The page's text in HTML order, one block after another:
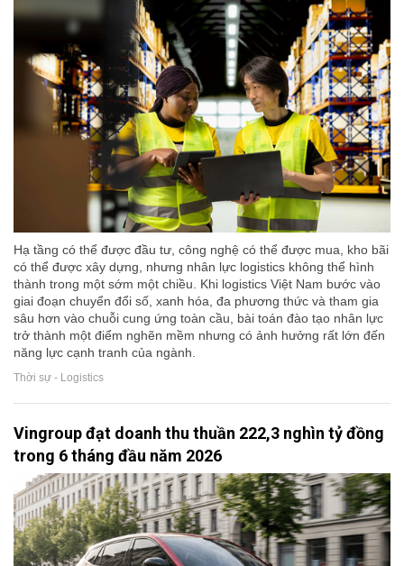
Hạ tầng có thể được đầu tư, công nghệ có thể được mua, kho bãi
có thể được xây dựng, nhưng nhân lực logistics không thể hình
thành trong một sớm một chiều. Khi logistics Việt Nam bước vào
giai đoạn chuyển đổi số, xanh hóa, đa phương thức và tham gia
sâu hơn vào chuỗi cung ứng toàn cầu, bài toán đào tạo nhân lực
trở thành một điểm nghẽn mềm nhưng có ảnh hưởng rất lớn đến
năng lực cạnh tranh của ngành.
Thời sự - Logistics
Vingroup đạt doanh thu thuần 222,3 nghìn tỷ đồng
trong 6 tháng đầu năm 2026